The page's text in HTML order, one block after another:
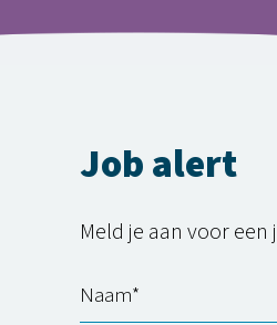
Job alert
Meld je aan voor een j